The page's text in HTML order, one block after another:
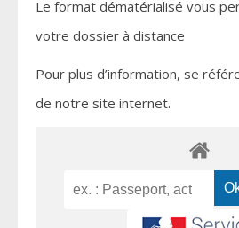
Le format dématérialisé vous
votre dossier à distance
Pour plus d’information, se
de notre site internet.